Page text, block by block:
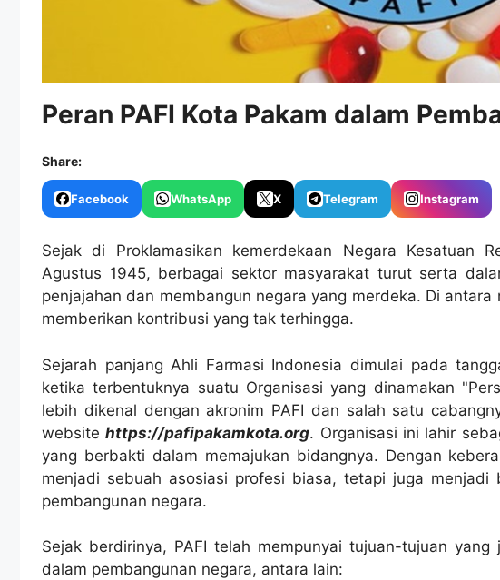
Peran PAFI Kota Pakam dalam
Share:
Facebook WhatsApp X Telegram Instagram
Sejak di Proklamasikan kemerdekaan Negara Kesatuan
Agustus 1945, berbagai sektor masyarakat turut serta
penjajahan dan membangun negara yang merdeka. Di
memberikan kontribusi yang tak terhingga.
Sejarah panjang Ahli Farmasi Indonesia dimulai pada
ketika terbentuknya suatu Organisasi yang dinamakan
lebih dikenal dengan akronim PAFI dan salah satu
websitehttps://pafipakamkota.org. Organisasi ini lahir
yang berbakti dalam memajukan bidangnya. Dengan
menjadi sebuah asosiasi profesi biasa, tetapi juga menjadi
pembangunan negara.
Sejak berdirinya, PAFI telah mempunyai tujuan-tujuan yang
dalam pembangunan negara, antara lain: